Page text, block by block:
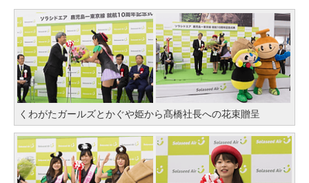
くわがたガールズとかぐや姫から髙橋社長への花束贈呈